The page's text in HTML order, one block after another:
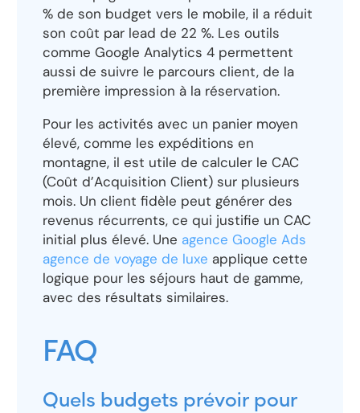
% de son budget vers le mobile, il a réduit
son coût par lead de 22 %. Les outils
comme Google Analytics 4 permettent
aussi de suivre le parcours client, de la
première impression à la réservation.
Pour les activités avec un panier moyen
élevé, comme les expéditions en
montagne, il est utile de calculer le CAC
(Coût d’Acquisition Client) sur plusieurs
mois. Un client fidèle peut générer des
revenus récurrents, ce qui justifie un CAC
initial plus élevé. Une agence Google Ads
agence de voyage de luxe applique cette
logique pour les séjours haut de gamme,
avec des résultats similaires.
FAQ
Quels budgets prévoir pour